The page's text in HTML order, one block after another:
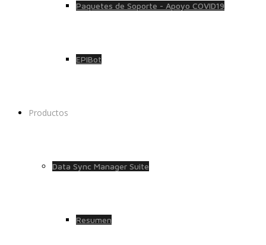
Paquetes de Soporte - Apoyo COVID19
EPIBot
Productos
Data Sync Manager Suite
Resumen